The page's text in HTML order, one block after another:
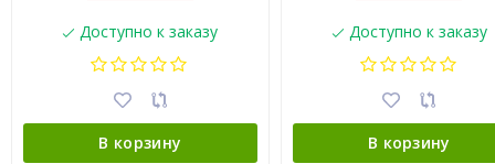
Доступно к заказу
В корзину
Доступно к заказу
В корзину